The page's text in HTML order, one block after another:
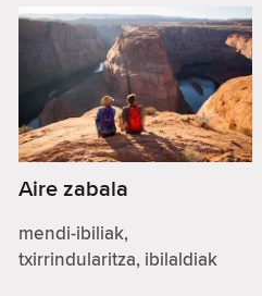
Aire zabala
mendi-ibiliak,
txirrindularitza, ibilaldiak